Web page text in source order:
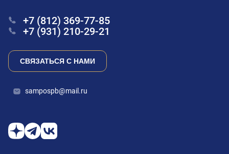
+7 (812) 369-77-85
+7 (931) 210-29-21
СВЯЗАТЬСЯ С НАМИ
sampospb@mail.ru